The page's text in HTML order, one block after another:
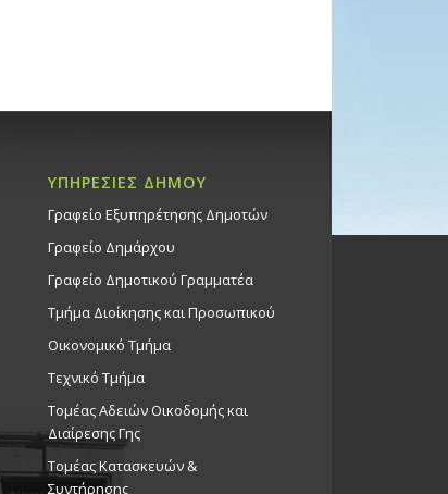
ΥΠΗΡΕΣΙΕΣ ΔΗΜΟΥ
Γραφείο Εξυπηρέτησης Δημοτών
Γραφείο Δημάρχου
Γραφείο Δημοτικού Γραμματέα
Τμήμα Διοίκησης και Προσωπικού
Οικονομικό Τμήμα
Τεχνικό Τμήμα
Τομέας Αδειών Οικοδομής και
Διαίρεσης Γης
Τομέας Κατασκευών &
Συντήρησης